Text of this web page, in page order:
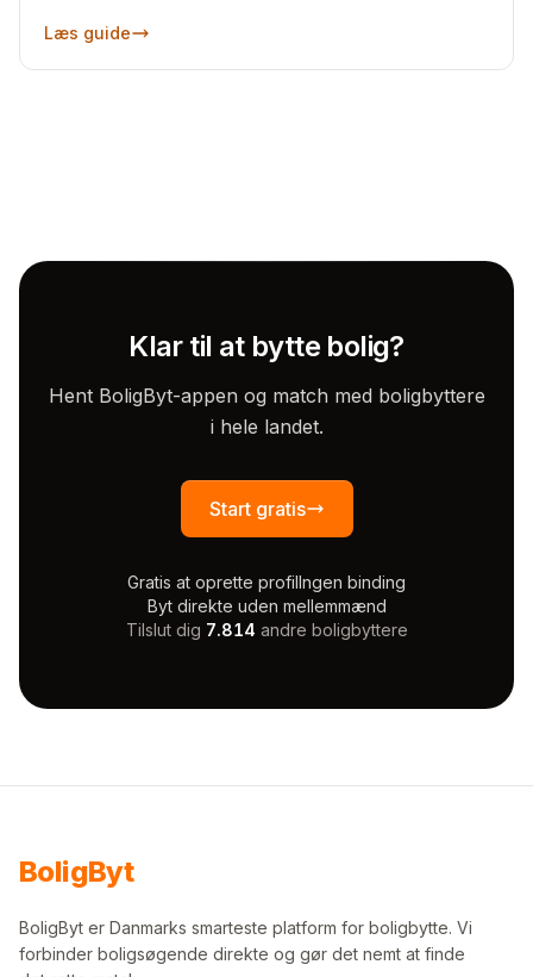
Læs guide
Klar til at bytte bolig?
Hent BoligByt-appen og match med boligbyttere
i hele landet.
Start gratis
Gratis at oprette profilIngen binding
Byt direkte uden mellemmænd
Tilslut dig 7.814 andre boligbyttere
BoligByt
BoligByt er Danmarks smarteste platform for boligbytte. Vi
forbinder boligsøgende direkte og gør det nemt at finde